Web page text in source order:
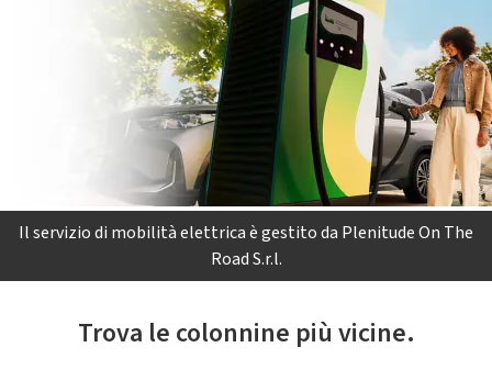
Il servizio di mobilità elettrica è gestito da Plenitude On The
Road S.r.l.
Trova le colonnine più vicine.